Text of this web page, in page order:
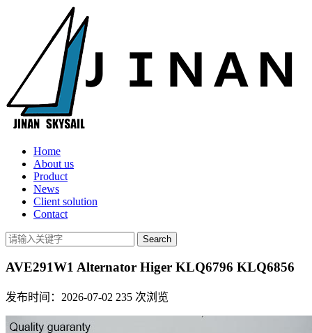
Home
About us
Product
News
Client solution
Contact
AVE291W1 Alternator Higer KLQ6796 KLQ6856
发布时间：2026-07-02 235 次浏览